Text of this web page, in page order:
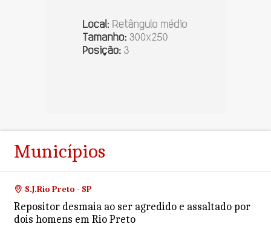
Municípios
S.J.Rio Preto - SP
Repositor desmaia ao ser agredido e assaltado por
dois homens em Rio Preto